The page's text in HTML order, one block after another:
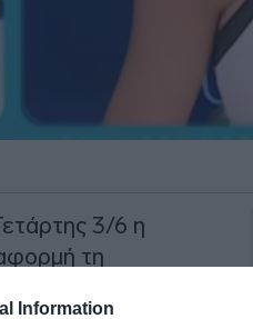
Information
3/6 η
τη
Γουόκαπ